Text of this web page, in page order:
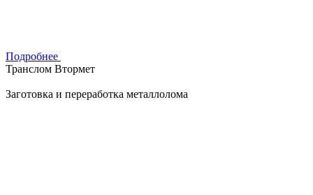
Подробнее
Транслом Втормет
Заготовка и переработка металлолома